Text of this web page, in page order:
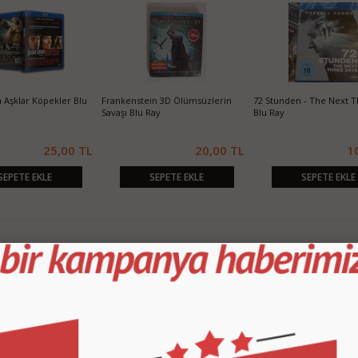
Aşklar Köpekler Blu
25,00 TL
EKLE
Frankenstein 3D Ölümsüzlerin
Savaşı Blu Ray
20,00 TL
SEPETE EKLE
72 Stunden - The Next
Blu Ray
SEPETE EKLE